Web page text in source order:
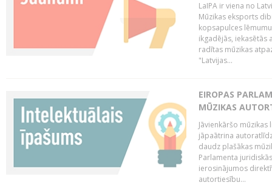
LaIPA ir viena no
Mūzikas eksports
kopsapulces
ikgadējās, iekasētās
radītas mūzikas
"Latvijas...
EIROPAS
MŪZIKAS
Jāvienkāršo
jāpaātrina
daudz plašākas
Parlamenta
ierosinājumos
autortiesību...